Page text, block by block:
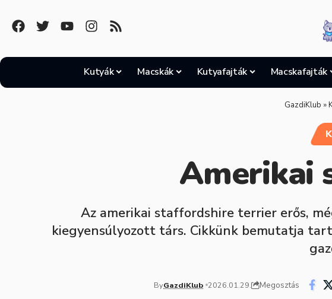
Kutyák Macskák Kutyafajták Macskafajták
GazdiKlub »
Amerikai
Az amerikai staffordshire terrier erős,
kiegyensúlyozott társ. Cikkünk bemutatja
ByGazdiKlub 2026.01.29. Megosztás